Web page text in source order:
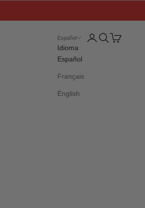
Español
Idioma
Español
Français
English
Iniciar sesión
Buscar
Cesta